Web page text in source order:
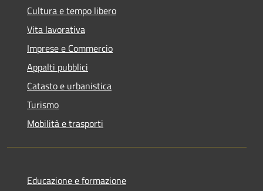
Cultura e tempo libero
Vita lavorativa
Imprese e Commercio
Appalti pubblici
Catasto e urbanistica
Turismo
Mobilità e trasporti
Educazione e formazione